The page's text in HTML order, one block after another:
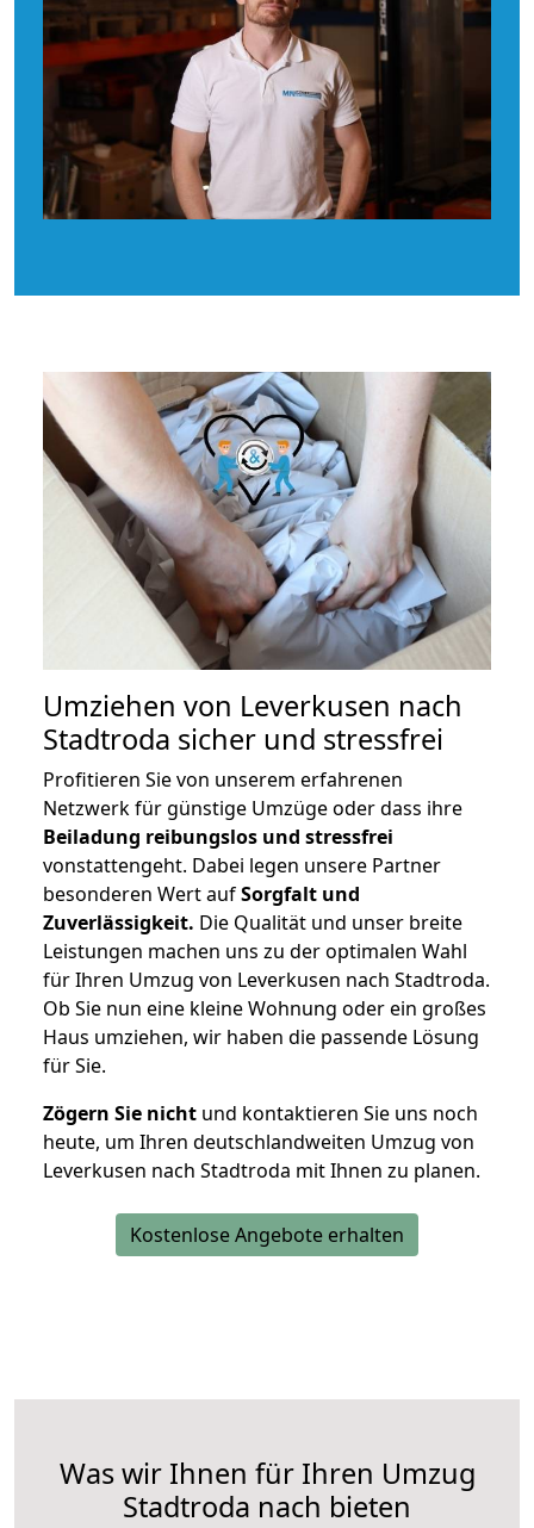
Umziehen von Leverkusen nach
Stadtroda sicher und stressfrei
Profitieren Sie von unserem erfahrenen
Netzwerk für günstige Umzüge oder dass ihre
Beiladung reibungslos und stressfrei
vonstattengeht. Dabei legen unsere Partner
besonderen Wert aufSorgfalt und
Zuverlässigkeit. Die Qualität und unser breite
Leistungen machen uns zu der optimalen Wahl
für Ihren Umzug von Leverkusen nach Stadtroda.
Ob Sie nun eine kleine Wohnung oder ein großes
Haus umziehen, wir haben die passende Lösung
für Sie.
Zögern Sie nicht und kontaktieren Sie uns noch
heute, um Ihren deutschlandweiten Umzug von
Leverkusen nach Stadtroda mit Ihnen zu planen.
Kostenlose Angebote erhalten
Was wir Ihnen für Ihren Umzug
Stadtroda nach bieten